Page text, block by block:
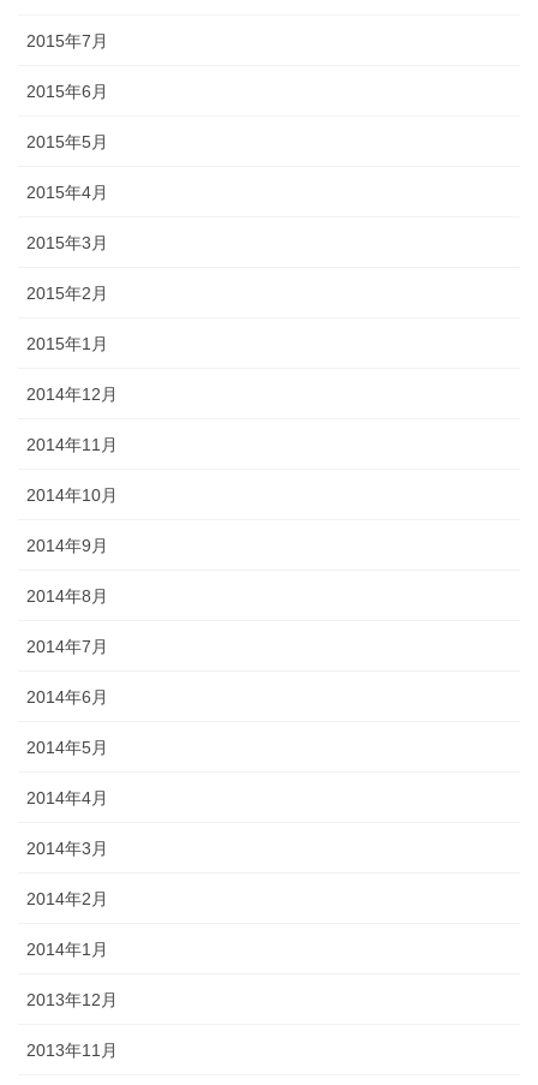
2015年7月
2015年6月
2015年5月
2015年4月
2015年3月
2015年2月
2015年1月
2014年12月
2014年11月
2014年10月
2014年9月
2014年8月
2014年7月
2014年6月
2014年5月
2014年4月
2014年3月
2014年2月
2014年1月
2013年12月
2013年11月